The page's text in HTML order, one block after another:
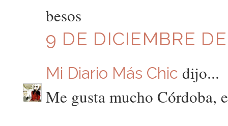
besos
9 DE DICIEMBRE
Mi Diario Más Chic dijo...
Me gusta mucho Córdoba,